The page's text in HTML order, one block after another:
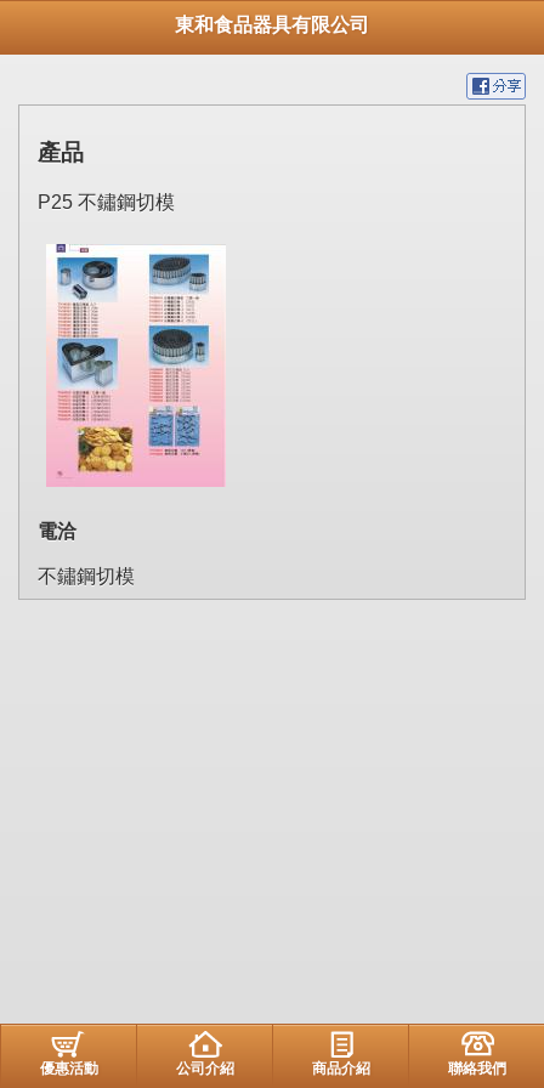
東和食品器具有限公司
產品
P25 不鏽鋼切模
電洽
不鏽鋼切模
優惠活動 公司介紹 商品介紹 聯絡我們